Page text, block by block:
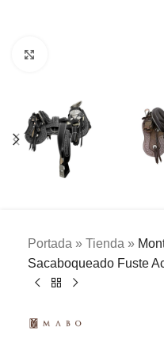
Portada » Tienda »
Sacaboqueado Fuste